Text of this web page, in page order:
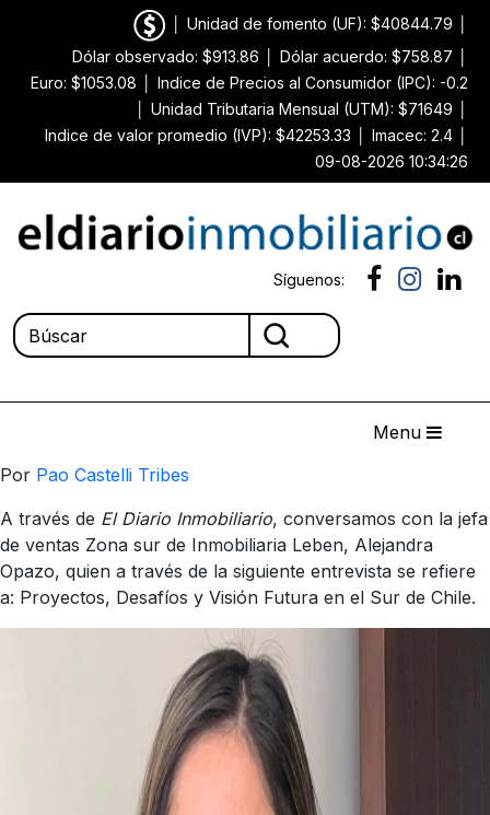
Unidad de fomento (UF): $40844.79
Dólar observado: $913.86
Dólar acuerdo: $758.87
Euro: $1053.08
Indice de Precios al Consumidor (IPC): -0.2
Unidad Tributaria Mensual (UTM): $71649
Indice de valor promedio (IVP): $42253.33
Imacec: 2.4
09-08-2026 10:34:26
Síguenos:
Menu
Por Pao Castelli Tribes
A través de El Diario Inmobiliario, conversamos con la jefa
de ventas Zona sur de Inmobiliaria Leben, Alejandra
Opazo, quien a través de la siguiente entrevista se refiere
a: Proyectos, Desafíos y Visión Futura en el Sur de Chile.